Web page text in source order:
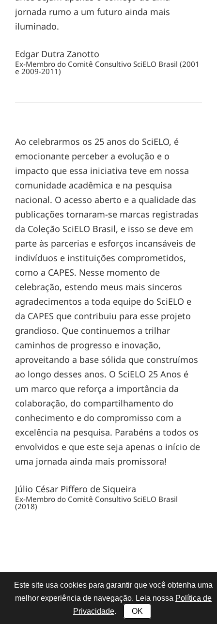
jornada rumo a um futuro ainda mais
iluminado.
Edgar Dutra Zanotto
Ex-Membro do Comitê Consultivo SciELO Brasil (2001
e 2009-2011)
Ao celebrarmos os 25 anos do SciELO, é
emocionante perceber a evolução e o
impacto que essa iniciativa teve em nossa
comunidade acadêmica e na pesquisa
nacional. O acesso aberto e a qualidade das
publicações tornaram-se marcas registradas
da Coleção SciELO Brasil, e isso se deve em
parte às parcerias e esforços incansáveis de
indivíduos e instituições comprometidos,
como a CAPES. Nesse momento de
celebração, estendo meus mais sinceros
agradecimentos a toda equipe do SciELO e
da CAPES que contribuiu para esse projeto
grandioso. Que continuemos a trilhar
caminhos de progresso e inovação,
aproveitando a base sólida que construímos
ao longo desses anos. O SciELO 25 Anos é
um marco que reforça a importância da
colaboração, do compartilhamento do
conhecimento e do compromisso com a
excelência na pesquisa. Parabéns a todos os
envolvidos e que este seja apenas o início de
uma jornada ainda mais promissora!
Júlio César Piffero de Siqueira
Ex-Membro do Comitê Consultivo SciELO Brasil
(2018)
criação, em 1998, porque sempre o
considerei como uma iniciativa na
vanguarda do que viriam a ser as
Este site usa cookies para garantir que você obtenha uma
melhor experiência de navegação. Leia nossa Política de
Privacidade. OK